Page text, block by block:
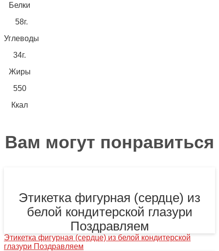
Белки
58г.
Углеводы
34г.
Жиры
550
Ккал
Вам могут понравиться
Этикетка фигурная (сердце) из
белой кондитерской глазури
Поздравляем
Этикетка фигурная (сердце) из белой кондитерской
глазури Поздравляем